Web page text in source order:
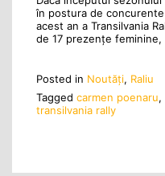
în postura de
acest an a Transilvania
de 17 prezențe
Posted in Noutăţi, Raliu
Tagged carmen poenaru,
transilvania rally